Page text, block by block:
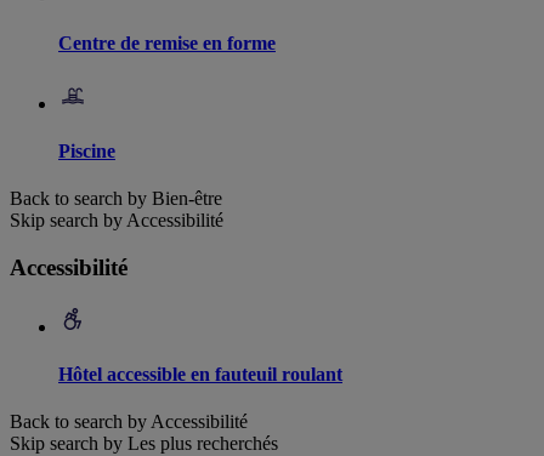
Centre de remise en forme
Piscine
Back to search by Bien-être
Skip search by Accessibilité
Accessibilité
Hôtel accessible en fauteuil roulant
Back to search by Accessibilité
Skip search by Les plus recherchés